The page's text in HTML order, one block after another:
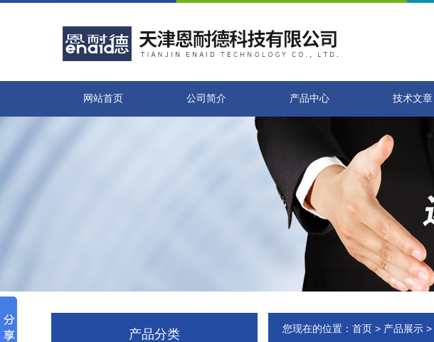
网站首页 公司简介 产品中心 技术文章
产品分类 您现在的位置： 首页 > 产品展示 >